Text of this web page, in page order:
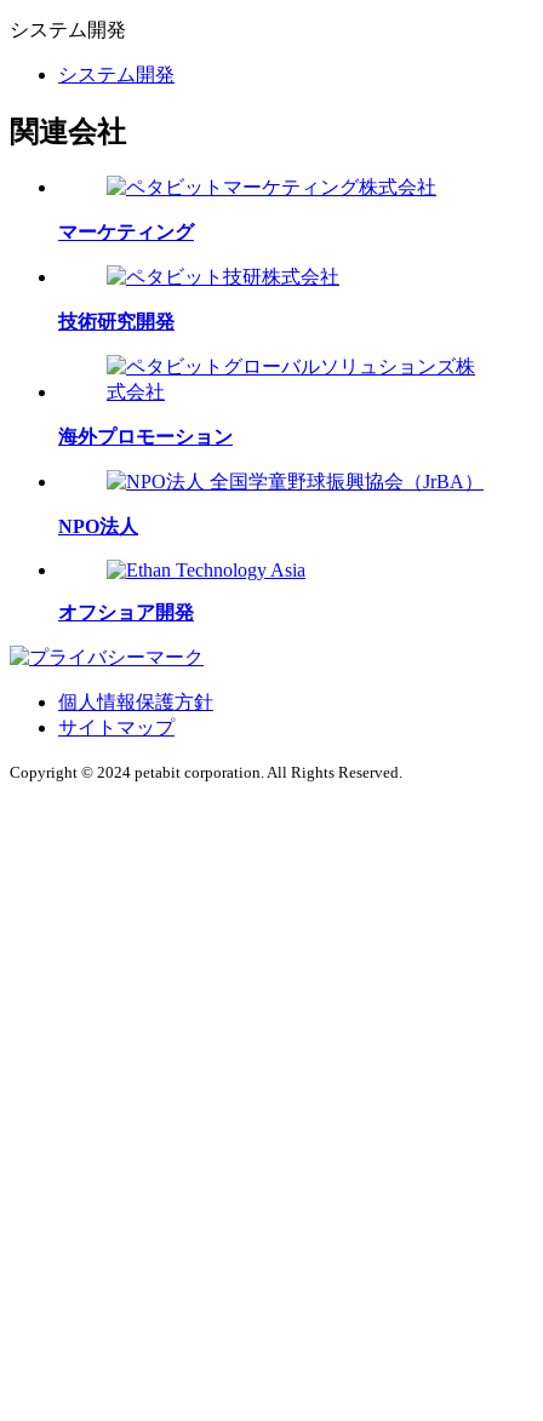
システム 開発
システム開発
関連会社
マーケティング
技術研究開発
海外プロモーション
NPO法人
オフショア開発
個人情報保護方針
サイトマップ
Copyright © 2024 petabit corporation. All Rights Reserved.